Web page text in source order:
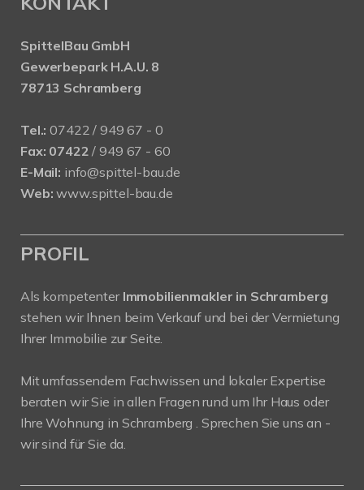
SpittelBau GmbH
Gewerbepark H.A.U. 8
78713 Schramberg
Tel.: 07422 / 949 67 - 0
Fax: 07422 / 949 67 - 60
E-Mail: info@spittel-bau.de
Web: www.spittel-bau.de
PROFIL
Als kompetenter Immobilienmakler in Schramberg
stehen wir Ihnen beim Verkauf und bei der Vermietung
Ihrer Immobilie zur Seite.
Mit umfassendem Fachwissen und lokaler Expertise
beraten wir Sie in allen Fragen rund um Ihr Haus oder
Ihre Wohnung in Schramberg . Sprechen Sie uns an -
wir sind für Sie da.